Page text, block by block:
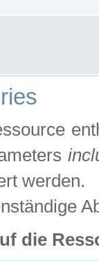
werden.
die